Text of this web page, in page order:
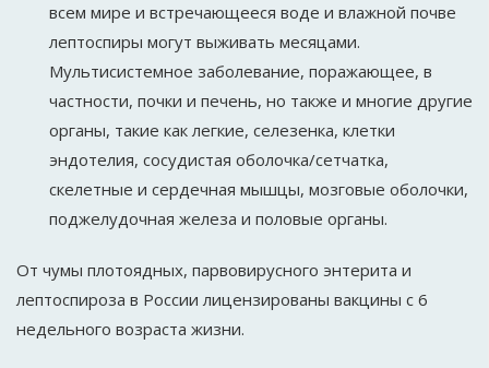
всем мире и встречающееся воде и влажной почве
лептоспиры могут выживать месяцами.
Мультисистемное заболевание, поражающее, в
частности, почки и печень, но также и многие другие
органы, такие как легкие, селезенка, клетки
эндотелия, сосудистая оболочка/сетчатка,
скелетные и сердечная мышцы, мозговые оболочки,
поджелудочная железа и половые органы.
От чумы плотоядных, парвовирусного энтерита и
лептоспироза в России лицензированы вакцины с 6
недельного возраста жизни.